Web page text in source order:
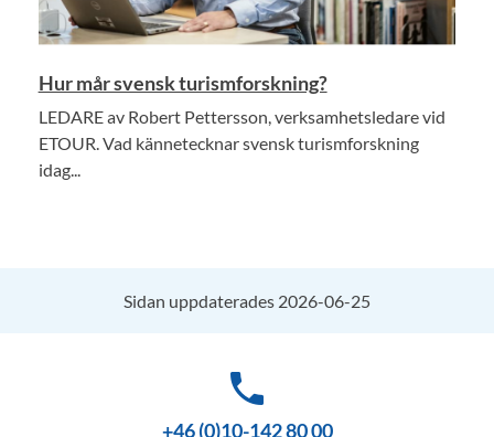
Hur mår svensk turismforskning?
LEDARE av Robert Pettersson, verksamhetsledare vid
ETOUR. Vad kännetecknar svensk turismforskning
idag...
Sidan uppdaterades 2026-06-25
phone
+46 (0)10-142 80 00